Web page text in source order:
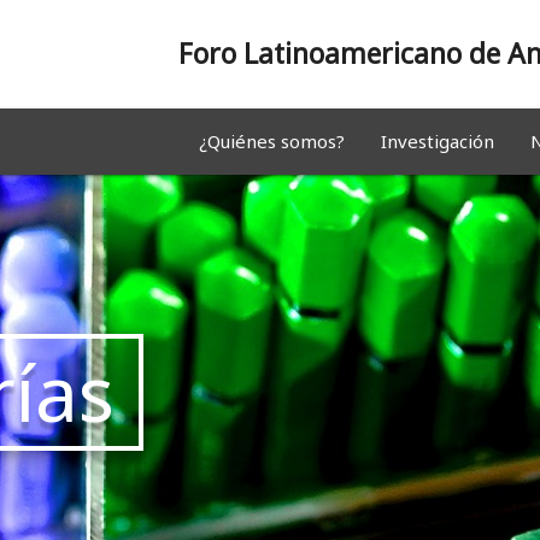
Foro Latinoamericano de
¿Quiénes somos? Investigación